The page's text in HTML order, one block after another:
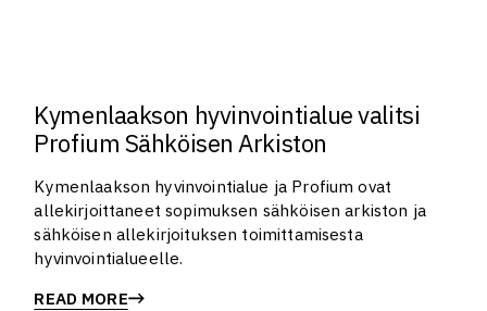
Kymenlaakson hyvinvointialue valitsi
Profium Sähköisen Arkiston
Kymenlaakson hyvinvointialue ja Profium ovat
allekirjoittaneet sopimuksen sähköisen arkiston ja
sähköisen allekirjoituksen toimittamisesta
hyvinvointialueelle.
READ MORE